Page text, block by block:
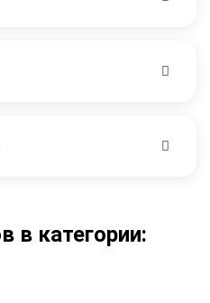
в категории: